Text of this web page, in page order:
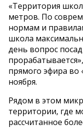
«Территория
метров. По
нормам и
школа
день вопрос
прямого эфира во
ноября.
Рядом в этом
территории, где
рассчитанное